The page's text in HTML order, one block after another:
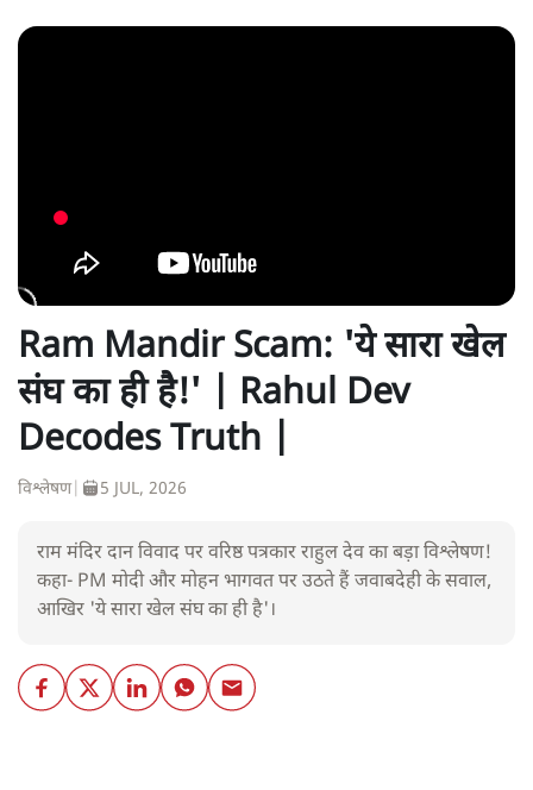
Ram Mandir Scam: 'ये सारा खेल
संघ का ही है!' | Rahul Dev
Decodes Truth |
विश्लेषण| 5 JUL, 2026
राम मंदिर दान विवाद पर वरिष्ठ पत्रकार राहुल देव का बड़ा विश्लेषण!
कहा- PM मोदी और मोहन भागवत पर उठते हैं जवाबदेही के सवाल,
आखिर 'ये सारा खेल संघ का ही है'।